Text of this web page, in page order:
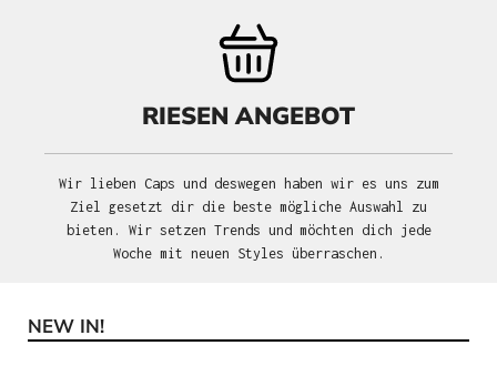
RIESEN ANGEBOT
Wir lieben Caps und deswegen haben wir es uns zum
Ziel gesetzt dir die beste mögliche Auswahl zu
bieten. Wir setzen Trends und möchten dich jede
Woche mit neuen Styles überraschen.
Produktgalerie überspringen
NEW IN!